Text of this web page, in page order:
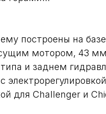
построены на
мотором, 43
и заднем
для Challenger и